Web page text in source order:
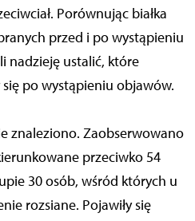
Porównując białka
przed i po wystąpieniu
nadzieję ustalić, które
po wystąpieniu objawów.
znaleziono. Zaobserwowano
przeciwko 54
30 osób, wśród których u
rozsiane. Pojawiły się